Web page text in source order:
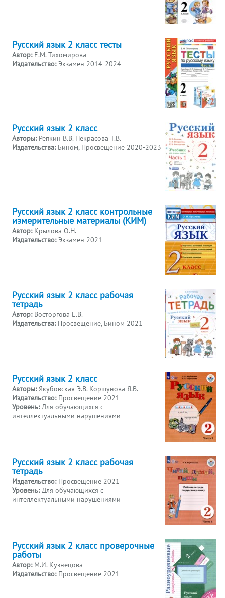
Русский язык 2 класс тесты
Автор: Е.М. Тихомирова
Издательство:Экзамен 2014-2024
Русский язык 2 класс
Авторы: Репкин В.В. Некрасова Т.В.
Издательства: Бином, Просвещение 2020-2023
Русский язык 2 класс контрольные
измерительные материалы (КИМ)
Автор: Крылова О.Н.
Издательство:Экзамен 2021
Русский язык 2 класс рабочая
тетрадь
Автор: Восторгова Е.В.
Издательства: Просвещение, Бином 2021
Русский язык 2 класс
Авторы:Якубовская Э.В. Коршунова Я.В.
Издательство: Просвещение 2021
Уровень: Для обучающихся с
интеллектуальными нарушениями
Русский язык 2 класс рабочая
тетрадь
Издательство: Просвещение 2021
Уровень: Для обучающихся с
интеллектуальными нарушениями
Русский язык 2 класс проверочные
работы
Автор: М.И. Кузнецова
Издательство: Просвещение 2021